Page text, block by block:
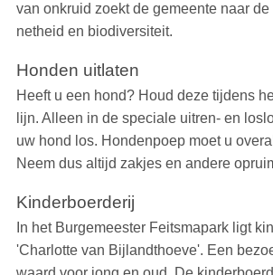
van onkruid zoekt de gemeente naar
netheid en biodiversiteit.
Honden uitlaten
Heeft u een hond? Houd deze tijdens
lijn. Alleen in de speciale uitren- en
uw hond los. Hondenpoep moet u
Neem dus altijd zakjes en andere
Kinderboerderij
In het Burgemeester Feitsmapark ligt
'Charlotte van Bijlandthoeve'. Een